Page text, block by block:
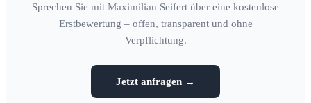
Sprechen Sie mit Maximilian Seifert über eine kostenlose
Erstbewertung – offen, transparent und ohne
Verpflichtung.
Jetzt anfragen →